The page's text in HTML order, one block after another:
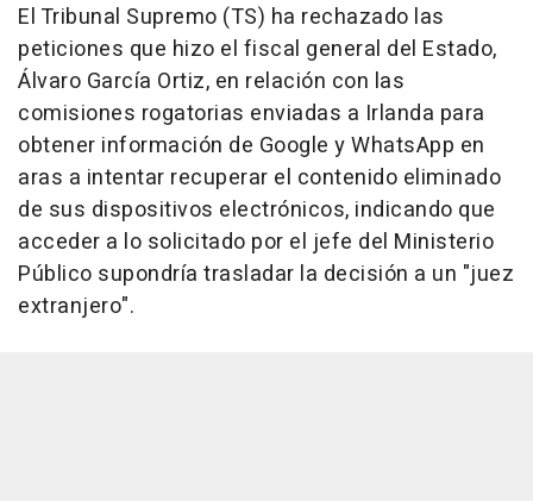
El Tribunal Supremo (TS) ha rechazado las
peticiones que hizo el fiscal general del Estado,
Álvaro García Ortiz, en relación con las
comisiones rogatorias enviadas a Irlanda para
obtener información de Google y WhatsApp en
aras a intentar recuperar el contenido eliminado
de sus dispositivos electrónicos, indicando que
acceder a lo solicitado por el jefe del Ministerio
Público supondría trasladar la decisión a un "juez
extranjero".